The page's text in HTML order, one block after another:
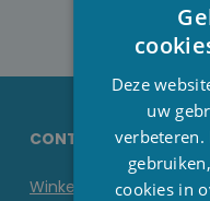
CONTACTGEGEVENS
Winkel
Deze
uw
verbeteren.
cookies in